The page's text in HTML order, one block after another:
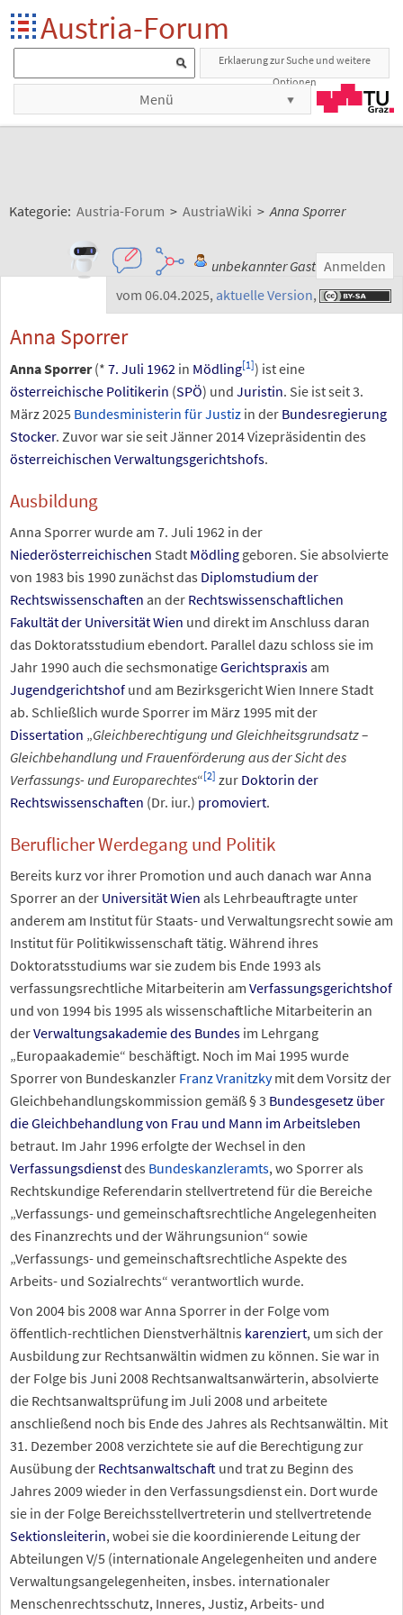
Austria-Forum
Erklaerung zur Suche und weitere
Optionen
Menü
Kategorie: Austria-Forum > AustriaWiki > Anna Sporrer
unbekannter Gast Anmelden
vom 06.04.2025, aktuelle Version,
Anna Sporrer
Anna Sporrer(* 7. Juli 1962 in Mödling[1]) ist eine
österreichische Politikerin (SPÖ) und Juristin. Sie ist seit 3.
März 2025 Bundesministerin für Justiz in der Bundesregierung
Stocker. Zuvor war sie seit Jänner 2014 Vizepräsidentin des
österreichischen Verwaltungsgerichtshofs.
Ausbildung
Anna Sporrer wurde am 7. Juli 1962 in der
Niederösterreichischen Stadt Mödling geboren. Sie absolvierte
von 1983 bis 1990 zunächst das Diplomstudium der
Rechtswissenschaften an der Rechtswissenschaftlichen
Fakultät der Universität Wien und direkt im Anschluss daran
das Doktoratsstudium ebendort. Parallel dazu schloss sie im
Jahr 1990 auch die sechsmonatigeGerichtspraxis am
Jugendgerichtshof und am Bezirksgericht Wien Innere Stadt
ab. Schließlich wurde Sporrer im März 1995 mit der
Dissertation „Gleichberechtigung und Gleichheitsgrundsatz –
Gleichbehandlung und Frauenförderung aus der Sicht des
Verfassungs- und Europarechtes“[2] zur Doktorin der
Rechtswissenschaften (Dr. iur.) promoviert.
Beruflicher Werdegang und Politik
Bereits kurz vor ihrer Promotion und auch danach war Anna
Sporrer an der Universität Wien als Lehrbeauftragte unter
anderem am Institut für Staats- und Verwaltungsrecht sowie am
Institut für Politikwissenschaft tätig. Während ihres
Doktoratsstudiums war sie zudem bis Ende 1993 als
verfassungsrechtliche Mitarbeiterin am Verfassungsgerichtshof
und von 1994 bis 1995 als wissenschaftliche Mitarbeiterin an
derVerwaltungsakademie des Bundes im Lehrgang
„Europaakademie“ beschäftigt. Noch im Mai 1995 wurde
Sporrer von Bundeskanzler Franz Vranitzkymit dem Vorsitz der
Gleichbehandlungskommission gemäß §3 Bundesgesetz über
die Gleichbehandlung von Frau und Mann im Arbeitsleben
betraut. Im Jahr 1996 erfolgte der Wechsel in den
Verfassungsdienstdes Bundeskanzleramts, wo Sporrer als
Rechtskundige Referendarin stellvertretend für die Bereiche
„Verfassungs- und gemeinschaftsrechtliche Angelegenheiten
des Finanzrechts und der Währungsunion“ sowie
„Verfassungs- und gemeinschaftsrechtliche Aspekte des
Arbeits- und Sozialrechts“ verantwortlich wurde.
Von 2004 bis 2008 war Anna Sporrer in der Folge vom
öffentlich-rechtlichen Dienstverhältnis karenziert, um sich der
Ausbildung zur Rechtsanwältin widmen zu können. Sie war in
der Folge bis Juni 2008 Rechtsanwaltsanwärterin, absolvierte
die Rechtsanwaltsprüfung im Juli 2008 und arbeitete
anschließend noch bis Ende des Jahres als Rechtsanwältin. Mit
31. Dezember 2008 verzichtete sie auf die Berechtigung zur
Ausübung der Rechtsanwaltschaft und trat zu Beginn des
Jahres 2009 wieder in den Verfassungsdienst ein. Dort wurde
sie in der Folge Bereichsstellvertreterin und stellvertretende
Sektionsleiterin, wobei sie die koordinierende Leitung der
Abteilungen V/5 (internationale Angelegenheiten und andere
Verwaltungsangelegenheiten, insbes. internationaler
Menschenrechtsschutz, Inneres, Justiz, Arbeits- und